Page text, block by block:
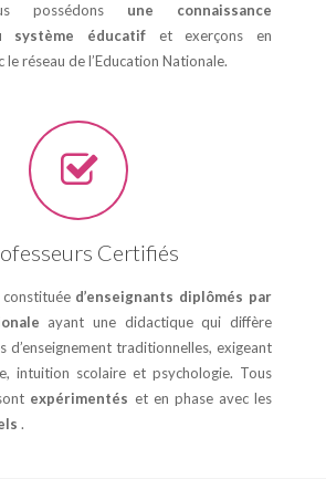
possédons une connaissance
système éducatif et exerçons en
réseau de l’Education Nationale.
Certifiés
d’enseignants diplômés par
ayant une didactique qui diffère
d’enseignement traditionnelles, exigeant
intuition scolaire et psychologie. Tous
expérimentés et en phase avec les
.